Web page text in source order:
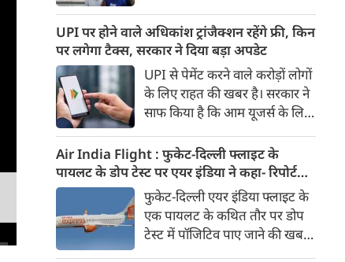
निकाली और राष्ट्र सर्वोपरि का संदेश
दिया। इस दौरान आलम यह था कि
बारिश के बीच भी युवाओं का जोश
कम नहीं हुआ। उन्होंने जोर-शोर से
यह यात्रा निकाली और लोगों को प्रेरित
किया। मुख्यमंत्री डॉ. मोहन यादव ने
इस 'तिरंगा यात्रा' का शुभारंभ किया।
UPI पर होने वाले अधिकांश ट्रांजैक्शन रहेंगे फ्री, किन
पर लगेगा टैक्स, सरकार ने दिया बड़ा अपडेट
UPI से पेमेंट करने वाले करोड़ों लोगों
के लिए राहत की खबर है। सरकार ने
साफ किया है कि आम यूजर्स के लिए
एक व्यक्ति से दूसरे व्यक्ति को पैसे
भेजने यानी Person-to-Person
(P2P) UPI ट्रांजैक्शन पर कोई चार्ज
नहीं लगेगा। इसके अलावा ज्यादातर
मर्चेंट पेमेंट भी बिना शुल्क के जारी
रहने की उम्मीद है।
Air India Flight : फुकेट-दिल्ली फ्लाइट के
पायलट के डोप टेस्ट पर एयर इंडिया ने कहा- रिपोर्ट
नहीं मिली, टिप्पणी की स्थिति में नहीं
फुकेट-दिल्ली एयर इंडिया फ्लाइट के
एक पायलट के कथित तौर पर डोप
टेस्ट में पॉजिटिव पाए जाने की खबरों